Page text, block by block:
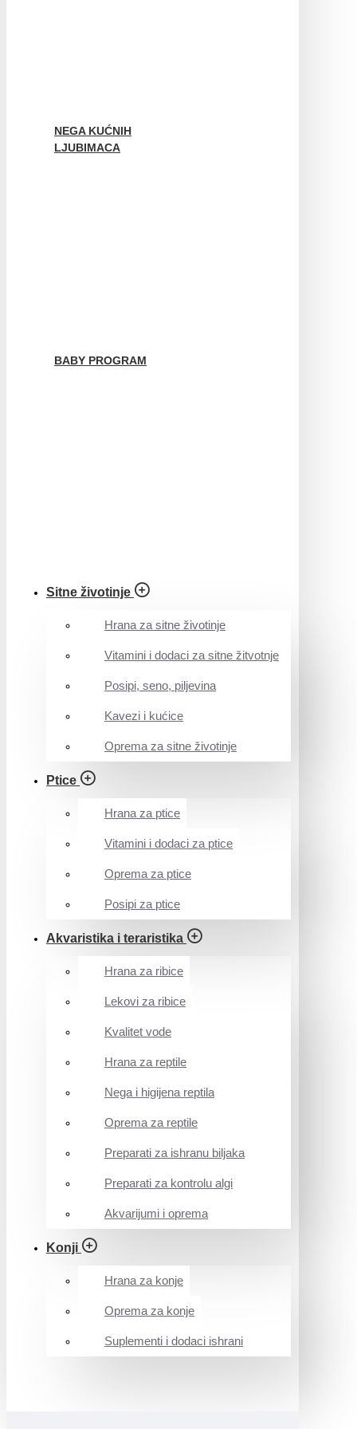
NEGA KUĆNIH
LJUBIMACA
BABY PROGRAM
Sitne životinje
Hrana za sitne životinje
Vitamini i dodaci za sitne žitvotnje
Posipi, seno, piljevina
Kavezi i kućice
Oprema za sitne životinje
Ptice
Hrana za ptice
Vitamini i dodaci za ptice
Oprema za ptice
Posipi za ptice
Akvaristika i teraristika
Hrana za ribice
Lekovi za ribice
Kvalitet vode
Hrana za reptile
Nega i higijena reptila
Oprema za reptile
Preparati za ishranu biljaka
Preparati za kontrolu algi
Akvarijumi i oprema
Konji
Hrana za konje
Oprema za konje
Suplementi i dodaci ishrani